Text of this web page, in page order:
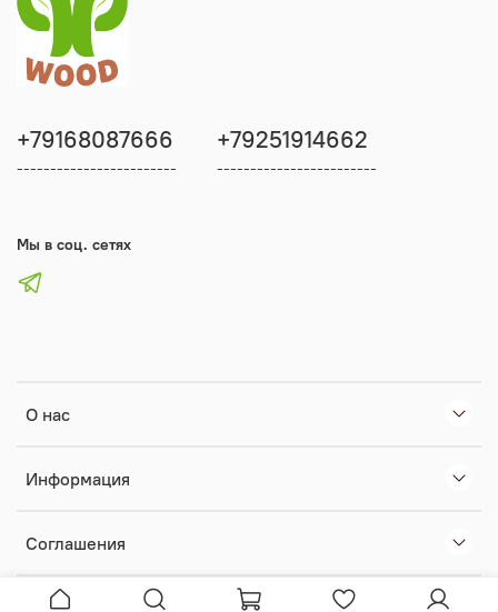
О нас
Информация
Соглашения
+79168087666
------------------------
+79251914662
------------------------
Мы в соц. сетях